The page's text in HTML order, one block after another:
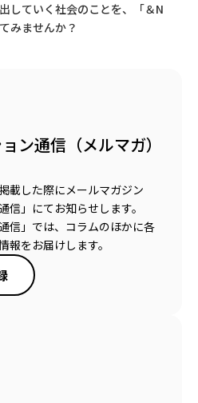
していく社会のことを、「＆N
みませんか？
ン通信（メルマガ）
載した際にメールマガジン
信」にてお知らせします。
信」では、コラムのほかに各
報をお届けします。